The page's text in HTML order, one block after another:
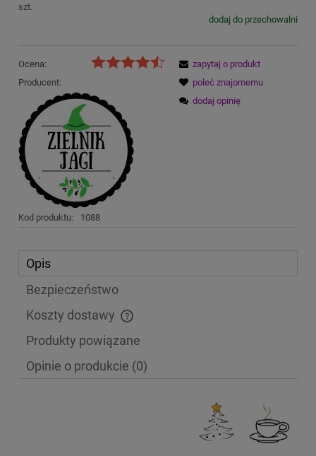
szt.
dodaj do przechowalni
Ocena:
Producent:
Kod produktu: 1088
zapytaj o produkt
poleć znajomemu
dodaj opinię
Opis
Bezpieczeństwo
Koszty dostawy
Cena nie zawiera ewentualnych kosztów płatności
Produkty powiązane
Opinie o produkcie (0)